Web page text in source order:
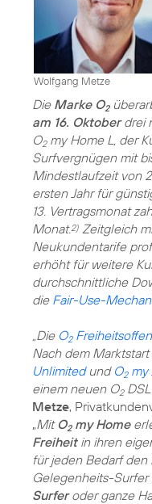
Wolfgang Metze
Die Marke O2
am 16. Oktoberdrei
O2my Home L, der
Surfvergnügen mit
Mindestlaufzeit von
ersten Jahr für
13. Vertragsmonat
Monat.2) Zeitgleich
Neukundentarife
erhöht für weitere
durchschnittliche
die Fair-Use-
„Die O2
Nach dem
Unlimitedund O2my
einem neuen O2DSL
Metze,
„Mit O2my Home
Freiheitin ihren
für jeden Bedarf den
Gelegenheits-
Surferoder ganze